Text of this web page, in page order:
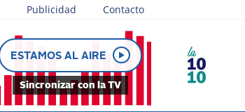
Publicidad Contacto
ESTAMOS AL AIRE
Sincronizar con la TV